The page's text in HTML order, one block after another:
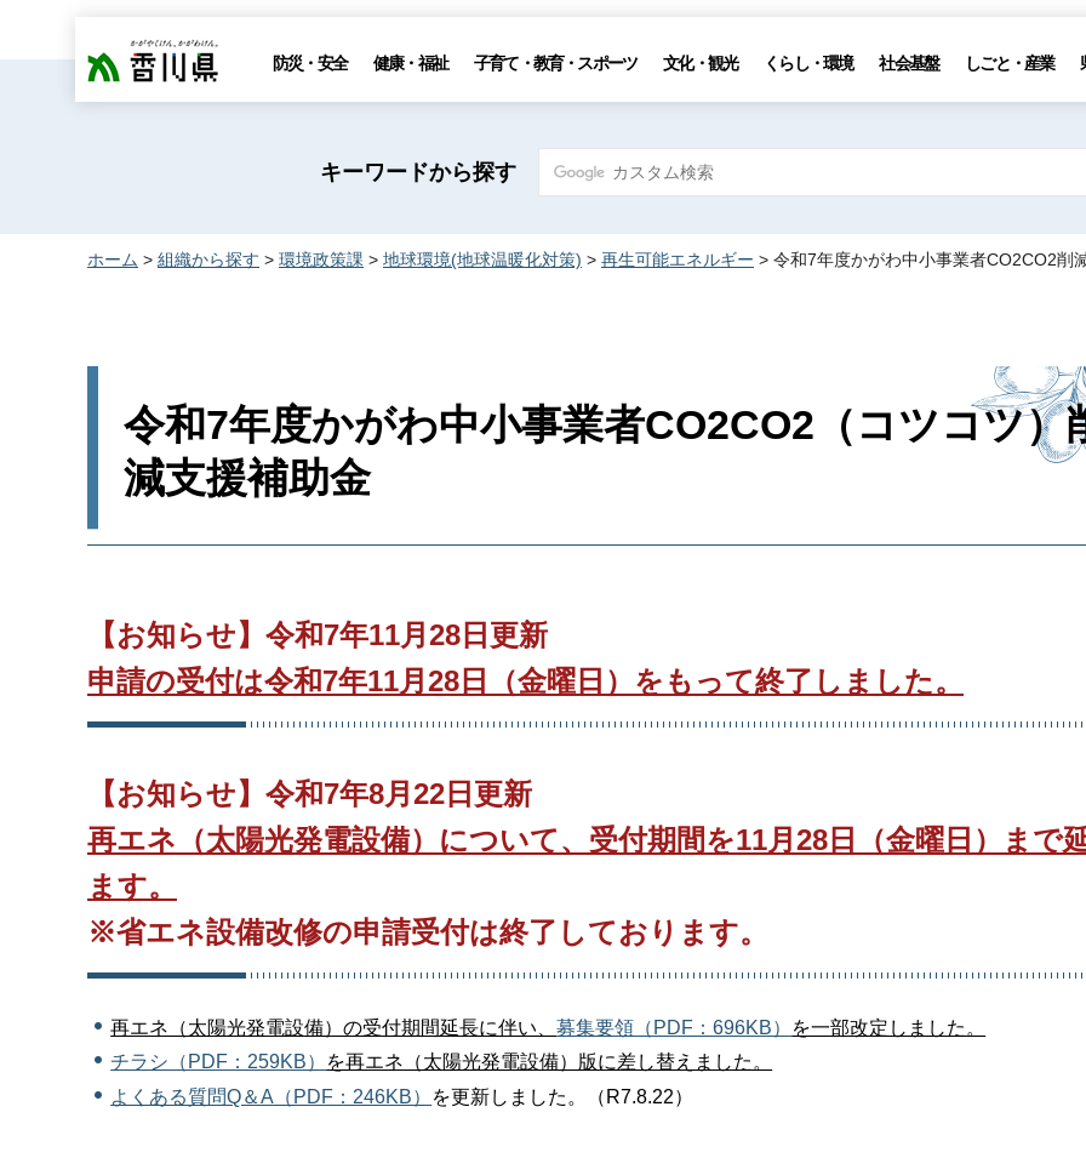
香川県 防災・安全 健康・福祉 子育て・教育・スポーツ 文化・観光 くらし・環境 社会基盤 しごと・産業
キーワードから探す
ホーム > 組織から探す > 環境政策課 > 地球環境(地球温暖化対策) > 再生可能エネルギー > 令和7年度かがわ中小事業者CO2CO2削
令和7年度かがわ中小事業者CO2CO2（コツコツ）
減支援補助金
【お知らせ】令和7年11月28日更新
申請の受付は令和7年11月28日（金曜日）をもって終了しました。
【お知らせ】令和7年8月22日更新
再エネ（太陽光発電設備）について、受付期間を11月28日（金曜日）まで
ます。
※省エネ設備改修の申請受付は終了しております。
再エネ（太陽光発電設備）の受付期間延長に伴い、募集要領（PDF：696KB）
を一部改定しました。
チラシ（PDF：259KB）
を再エネ（太陽光発電設備）版に差し替えました。
よくある質問Q＆A（PDF：246KB）
を更新しました。（R7.8.22）